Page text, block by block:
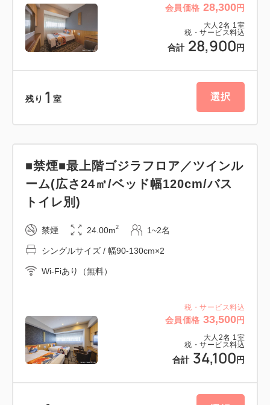
※お部屋の内装は通常フロアと同様です。
ロビーにはゴジラのジオラマや、お土産にぴったりな
用意しております。
■館内設備
【ホテル内】直営レストラン（カフェラウンジ）／コ
ンシェルジュデスク／ウォーターサーバー・製氷機
(各階)／コインランドリー（有料）／喫煙所／ゴジラ
ヘッドが間近で見えるテラス／駐車場（有料）
【建物内】TOHOシネマズ／セブンイレブン（24時
間営業・ATM利用可）／他１０店舗以上の飲食店有
■立地
■アクセス（新宿駅まで）
・羽田空港より リムジンバス約60分
・成田空港より リムジンバス約120分
会員価格 28,300円
大人 2名 1 室
税・サービス料込
合計 28,900 円
残り 1 室 選択
税・サービス料込
会員価格 33,500円
大人 2名 1 室
税・サービス料込
合計 34,100 円
■禁煙■最上階ゴジラフロア／ツインル
ーム(広さ24㎡/ベッド幅120cm/バス
トイレ別)
禁煙 24.00m2 1~2名
シングルサイズ / 幅90-130cm×2
Wi-Fiあり（無料）